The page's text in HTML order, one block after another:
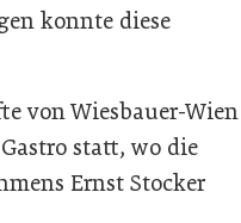
konnte diese
von Wiesbauer-Wien
statt, wo die
Ernst Stocker